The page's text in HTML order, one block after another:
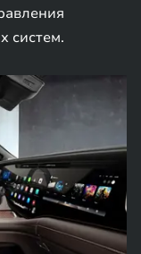
систем.